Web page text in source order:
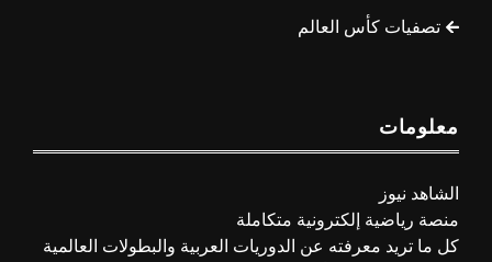
تصفيات كأس العالم
معلومات
الشاهد نيوز
منصة رياضية إلكترونية متكاملة
كل ما تريد معرفته عن الدوريات العربية والبطولات العالمية